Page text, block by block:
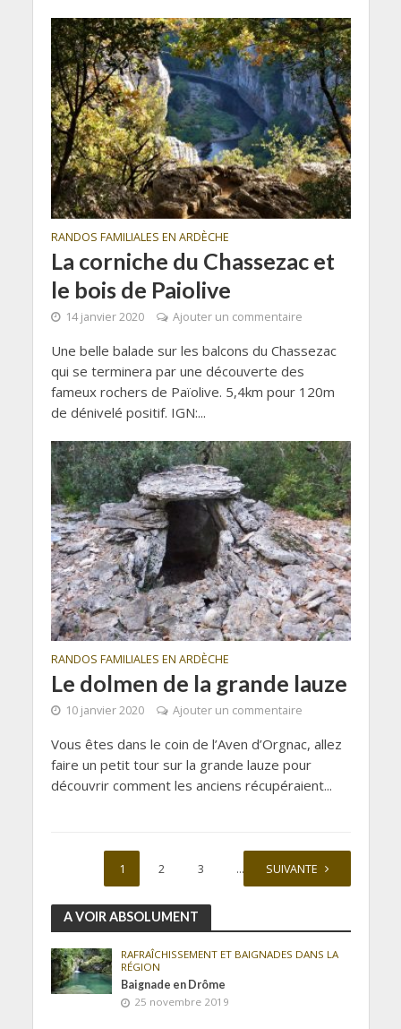
RANDOS FAMILIALES EN ARDÈCHE
La corniche du Chassezac et
le bois de Paiolive
14 janvier 2020 Ajouter un commentaire
Une belle balade sur les balcons du Chassezac
qui se terminera par une découverte des
fameux rochers de Païolive. 5,4km pour 120m
de dénivelé positif. IGN:...
RANDOS FAMILIALES EN ARDÈCHE
Le dolmen de la grande lauze
10 janvier 2020 Ajouter un commentaire
Vous êtes dans le coin de l’Aven d’Orgnac, allez
faire un petit tour sur la grande lauze pour
découvrir comment les anciens récupéraient...
1 2 3 … 5
SUIVANTE
A VOIR ABSOLUMENT
RAFRAÎCHISSEMENT ET BAIGNADES DANS LA
RÉGION
Baignade en Drôme
25 novembre 2019